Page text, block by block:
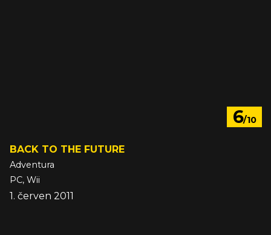
6/10
BACK TO THE FUTURE
Adventura
PC, Wii
1. červen 2011